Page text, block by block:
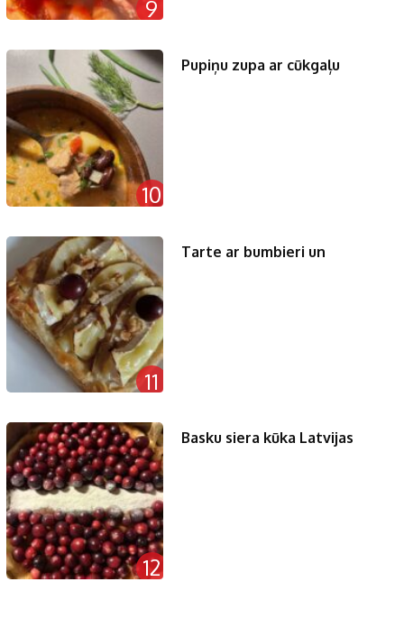
9
10
Pupiņu zupa ar cūkgaļu
11
Tarte ar bumbieri un
12
Basku siera kūka Latvijas